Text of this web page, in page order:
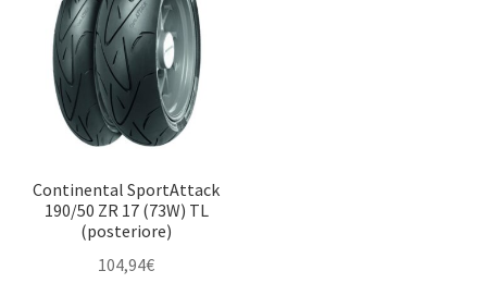
Continental SportAttack
190/50 ZR 17 (73W) TL
(posteriore)
104,94€